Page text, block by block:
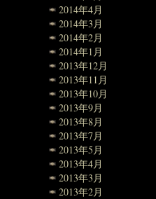
2014年4月
2014年3月
2014年2月
2014年1月
2013年12月
2013年11月
2013年10月
2013年9月
2013年8月
2013年7月
2013年5月
2013年4月
2013年3月
2013年2月